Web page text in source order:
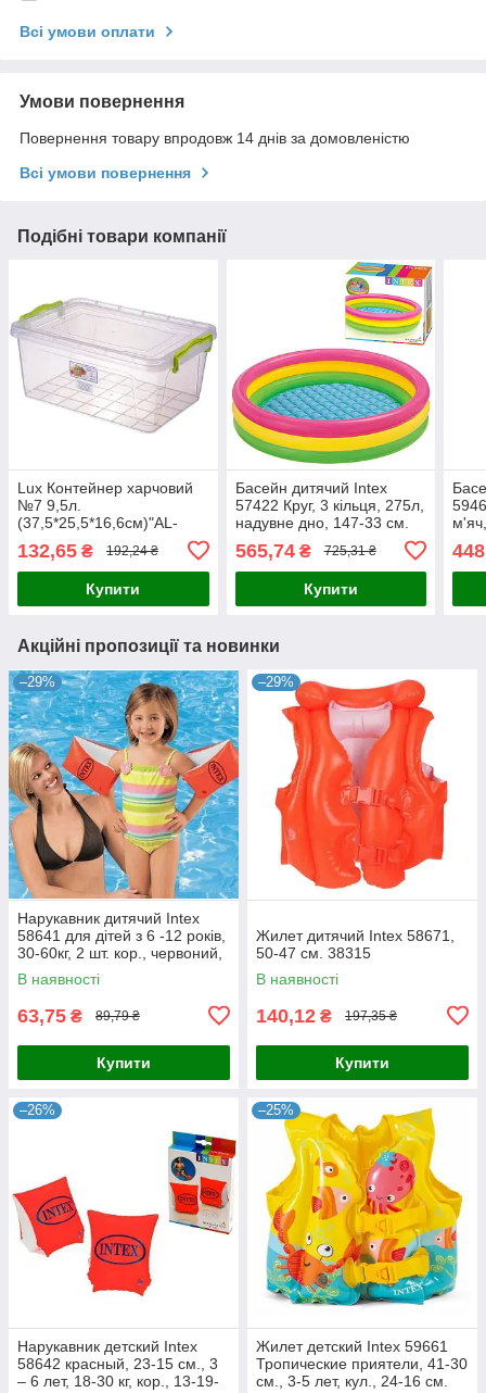
Всі умови оплати
Умови повернення
Повернення товару впродовж 14 днів за домовленістю
Всі умови повернення
Подібні товари компанії
Lux Контейнер харчовий
№7 9,5л.
(37,5*25,5*16,6см)"AL-
132,65 ₴ 192,24 ₴
Купити
Басейн дитячий Intex
57422 Круг, 3 кільця, 275л,
надувне дно, 147-33 см.
565,74₴ 725,31 ₴
Купити
Акційні пропозиції та новинки
–29%
Нарукавник дитячий Intex
58641 для дітей з 6 -12 років,
30-60кг, 2 шт. кор., червоний,
13-19-2,5 см. 38315
В наявності
63,75 ₴ 89,79 ₴
Купити
–29%
Жилет дитячий Intex 58671,
50-47 см. 38315
В наявності
140,12 ₴ 197,35 ₴
Купити
–26%
Нарукавник детский Intex
58642 красный, 23-15 см., 3
– 6 лет, 18-30 кг, кор., 13-19-
–25%
Жилет детский Intex 59661
Тропические приятели, 41-30
см., 3-5 лет, кул., 24-16 см.